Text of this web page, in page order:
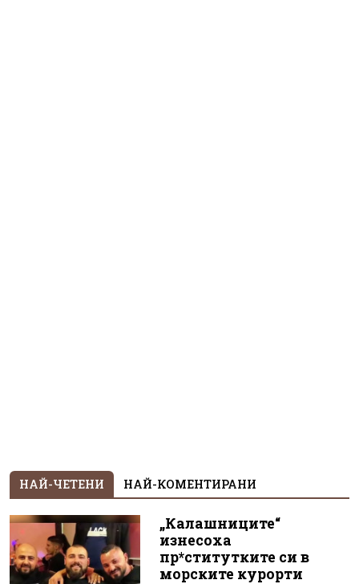
НАЙ-ЧЕТЕНИ НАЙ-КОМЕНТИРАНИ
„Калашниците“
изнесоха
пр*ститутките си в
морските курорти